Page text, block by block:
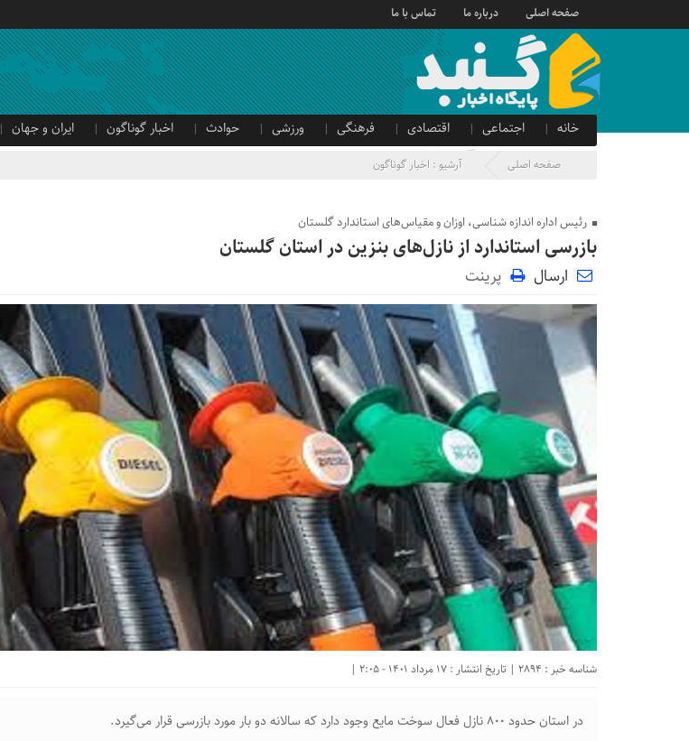
صفحه اصلی درباره ما تماس با ما
خانه اجتماعی اقتصادی فرهنگی ورزشی حوادث اخبار گوناگون ایران و جهان
صدای شهروند
آگهی دولتی صفحه اصلی آرشیو : اخبار گوناگون
رئیس اداره اندازه شناسی، اوزان و مقیاس‌های استاندارد گلستان
بازرسی استاندارد از نازل‌های بنزین در استان گلستان
ارسال پرینت
شناسه خبر : 2894 | تاریخ انتشار : 17 مرداد 1401 - 2:05 |
در استان حدود ۸۰۰ نازل فعال سوخت مایع وجود دارد که سالانه دو بار مورد بازرسی قرار می‌گیرد.